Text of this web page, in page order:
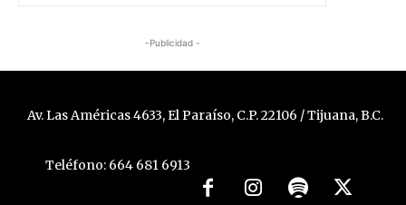
-Publicidad -
Av. Las Américas 4633, El Paraíso, C.P. 22106 / Tijuana, B.C.
Teléfono: 664 681 6913